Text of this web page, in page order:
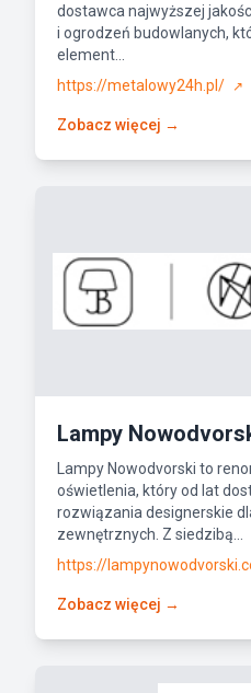
dostawca najwyższej
i ogrodzeń budowlanych,
element...
https://metalowy24h.pl/
↗
Zobacz więcej →
Lampy
Lampy Nowodvorski to
oświetlenia, który od lat
rozwiązania designerskie
zewnętrznych. Z siedzibą...
https://
Zobacz więcej →